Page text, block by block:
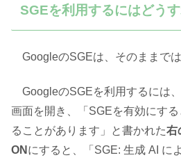
SGEを利用するにはどう
GoogleのSGEは、そのままでは
GoogleのSGEを利用するには、
画面を開き、「SGEを有効にす
ることがあります」と書かれた右
ON にすると、「SGE: 生成 AI に